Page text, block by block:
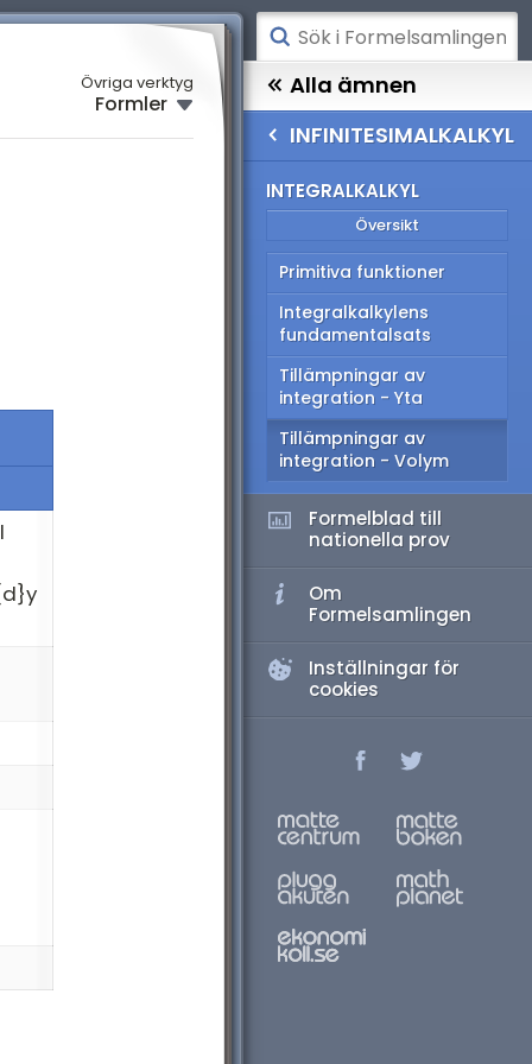
Övriga verktyg
Formler
Alla ämnen
MATEMATIK INFINITESIMALKALKYL
INTEGRALKALKYL
Översikt
Primitiva funktioner
Integralkalkylens
fundamentalsats
Tillämpningar av
integration - Yta
Tillämpningar av
integration - Volym
Formelblad till
nationella prov
Om
Formelsamlingen
Inställningar för
cookies
metoder